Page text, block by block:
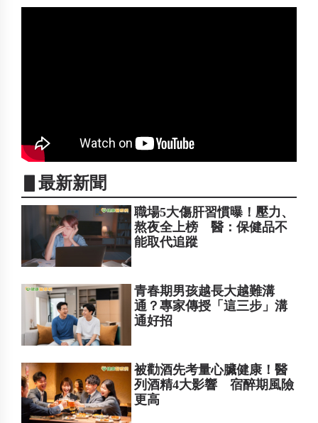
▋最新新聞
職場5大傷肝習慣曝！壓力、
熬夜全上榜 醫：保健品不
能取代追蹤
青春期男孩越長大越難溝
通？專家傳授「這三步」溝
通好招
被勸酒先考量心臟健康！醫
列酒精4大影響 宿醉期風險
更高